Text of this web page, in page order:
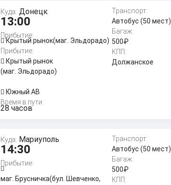
Куда: Донецк
13:00
Прибытие:
Крытый рынок(маг. Эльдорадо)
Прибытие:
Крытый рынок
(маг. Эльдорадо)
Южный АВ
Время в пути:
28 часов
Транспорт:
Автобус (50 мест)
Багаж:
500₽
КПП:
Должанское
Куда: Мариуполь
14:30
Прибытие:
маг. Брусничка(бул. Шевченко,
Транспорт:
Автобус (50 мест)
Багаж:
500₽
КПП: